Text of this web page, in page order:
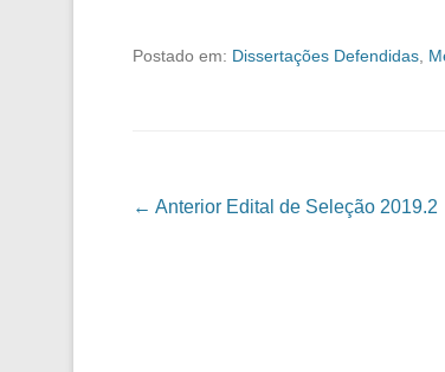
Postado em: Dissertações Defendidas
Navegação das Postagens
← Anterior Edital de Seleção 2019.2